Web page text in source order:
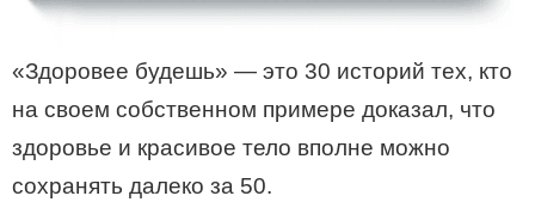
«Здоровее будешь» — это 30 историй тех, кто
на своем собственном примере доказал, что
здоровье и красивое тело вполне можно
сохранять далеко за 50.